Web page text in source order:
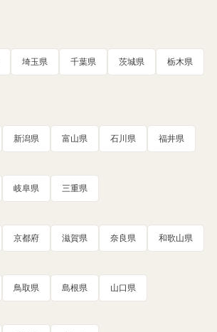
埼玉県 千葉県 茨城県 栃木県
新潟県 富山県 石川県 福井県
岐阜県 三重県
京都府 滋賀県 奈良県 和歌山県
鳥取県 島根県 山口県